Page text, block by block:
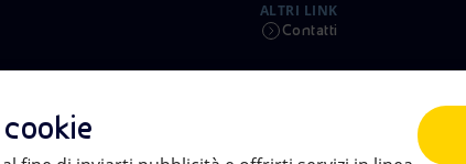
ALTRI LINK
Contatti